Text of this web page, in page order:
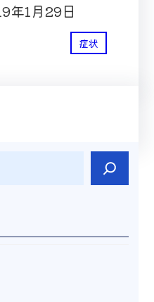
年1月29日
症状